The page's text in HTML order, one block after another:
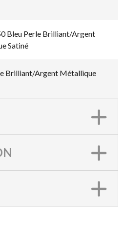
Bleu Perle Brilliant/Argent
Satiné
Brilliant/Argent Métallique